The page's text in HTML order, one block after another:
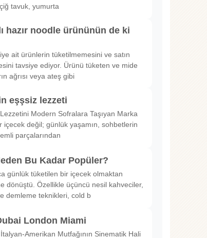
tavuk, yumurta
hazır noodle ürününün de ki
ait ürünlerin tüketilmemesini ve satın
tavsiye ediyor. Ürünü tüketen ve mide
ağrısı veya ateş gibi
eşşsiz lezzeti
Modern Sofralara Taşıyan Marka
içecek değil; günlük yaşamın, sohbetlerin
parçalarından
Bu Kadar Popüler?
günlük tüketilen bir içecek olmaktan
dönüştü. Özellikle üçüncü nesil kahveciler,
demleme teknikleri, cold b
London Miami
Amerikan Mutfağının Sinematik Hali